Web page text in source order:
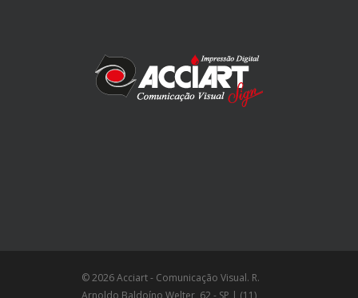
© 2026 Acciart - Comunicação Visual. R.
Arnoldo Baldoíno Welter, 62 - SP | (11)